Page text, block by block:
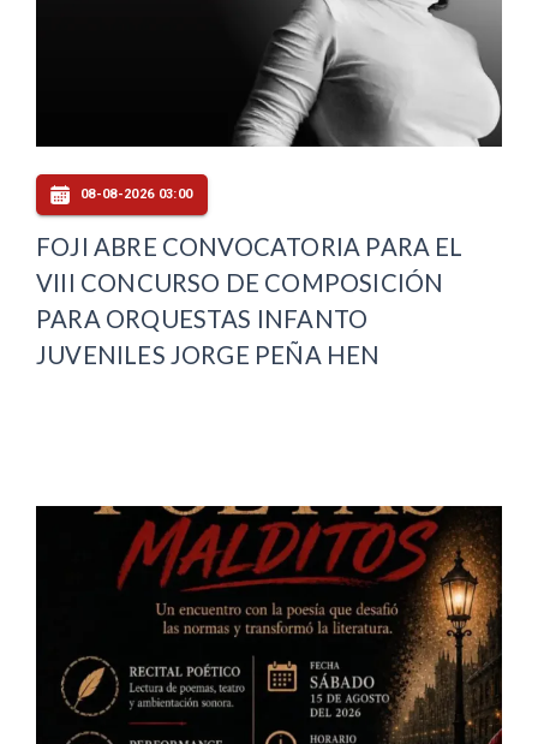
08-08-2026 03:00
FOJI ABRE CONVOCATORIA PARA EL
VIII CONCURSO DE COMPOSICIÓN
PARA ORQUESTAS INFANTO
JUVENILES JORGE PEÑA HEN